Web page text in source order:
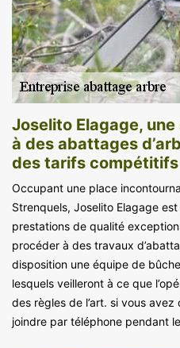
Joselito Elagage,
à des abattages
des tarifs compétitifs
Occupant une place
Strenquels, Joselito Elagage
prestations de qualité
procéder à des travaux
disposition une équipe de
lesquels veilleront à ce que
des règles de l’art. si vous
joindre par téléphone pendant